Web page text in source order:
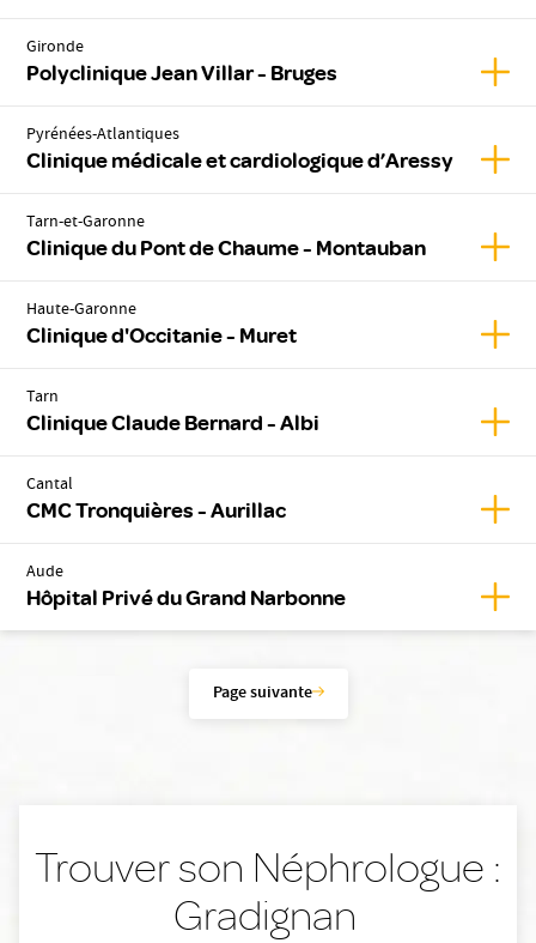
Gironde
Polyclinique Jean Villar - Bruges
Pyrénées-Atlantiques
Clinique médicale et cardiologique d’Aressy
Tarn-et-Garonne
Clinique du Pont de Chaume - Montauban
Haute-Garonne
Clinique d'Occitanie - Muret
Tarn
Clinique Claude Bernard - Albi
Cantal
CMC Tronquières - Aurillac
Aude
Hôpital Privé du Grand Narbonne
Page suivante
Trouver son Néphrologue :
Gradignan